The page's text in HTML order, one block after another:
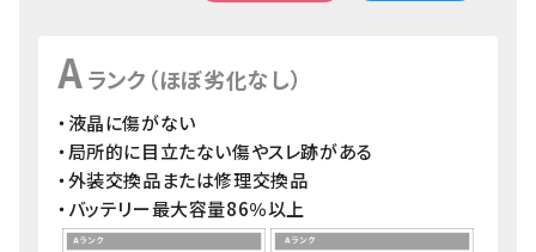
Aランク（ほぼ劣化なし）
・液晶に傷がない
・局所的に目立たない傷やスレ跡がある
・外装交換品または修理交換品
・バッテリー最大容量86％以上